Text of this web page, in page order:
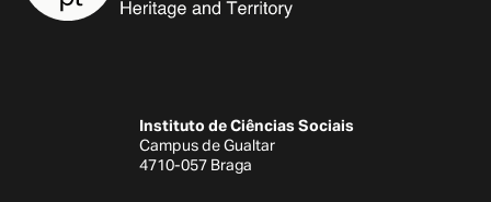
Instituto de Ciências Sociais
Campus de Gualtar
4710-057 Braga